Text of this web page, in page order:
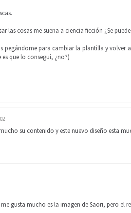
cosas me suena a ciencia ficción ¿Se puede
pegándome para cambiar la plantilla y volver
que lo conseguí, ¿no?)
su contenido y este nuevo diseño esta
gusta mucho es la imagen de Saori, pero el